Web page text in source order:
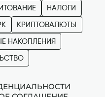
НАЛОГИ
КРИПТОВАЛЮТЫ
НАКОПЛЕНИЯ